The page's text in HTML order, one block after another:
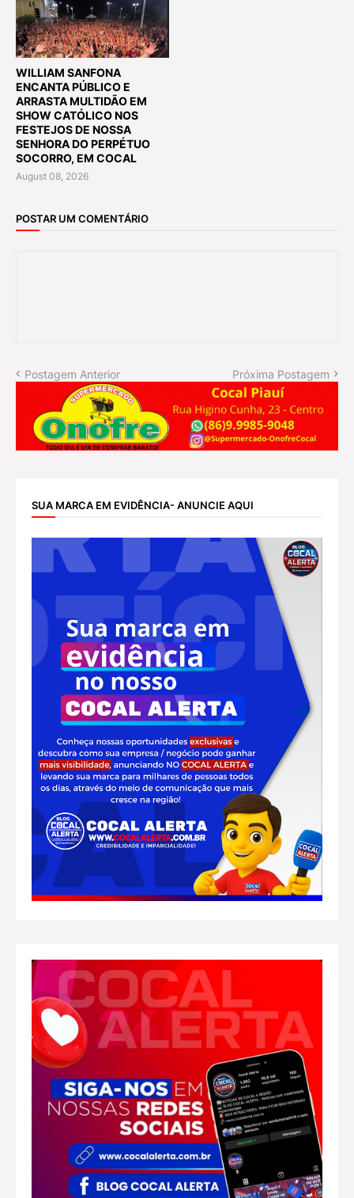
WILLIAM SANFONA
ENCANTA PÚBLICO E
ARRASTA MULTIDÃO EM
SHOW CATÓLICO NOS
FESTEJOS DE NOSSA
SENHORA DO PERPÉTUO
SOCORRO, EM COCAL
August 08, 2026
POSTAR UM COMENTÁRIO
Postagem Anterior Próxima Postagem
SUA MARCA EM EVIDÊNCIA- ANUNCIE AQUI